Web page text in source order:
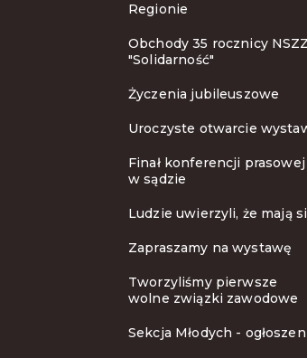
Regionie
Obchody 35 rocznicy NSZZ
"Solidarność"
Życzenia jubileuszowe
Uroczyste otwarcie
Finał konferencji prasowej
w sądzie
Ludzie uwierzyli, że mają
Zapraszamy na wystawę
Tworzyliśmy pierwsze
wolne związki zawodowe
Sekcja Młodych -